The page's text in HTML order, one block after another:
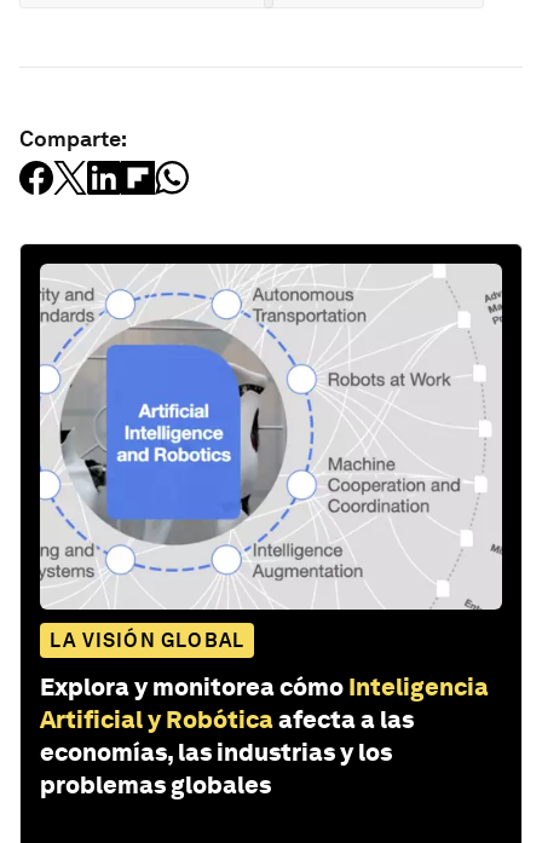
Comparte:
LA VISIÓN GLOBAL
Explora y monitorea cómo Inteligencia
Artificial y Robóticaafecta a las
economías, las industrias y los
problemas globales